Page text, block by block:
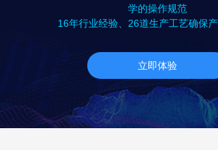
学的操作规范
16年行业经验、26道生产工艺确保产
立即体验